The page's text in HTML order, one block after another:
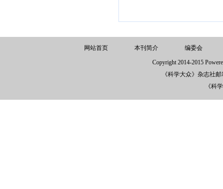
网站首页 本刊简介 编委会
Copyright 2014-2015
《科学大众》杂志社
《科